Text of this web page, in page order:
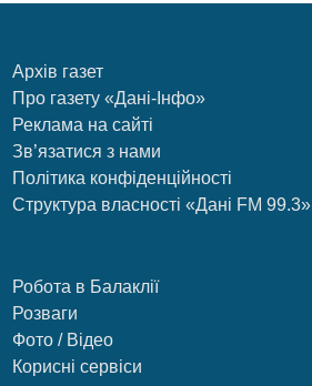
Архів газет
Про газету «Дані-Інфо»
Реклама на сайті
Зв’язатися з нами
Політика конфіденційності
Структура власності «Дані FM 99.3»
Робота в Балаклії
Розваги
Фото / Відео
Корисні сервіси